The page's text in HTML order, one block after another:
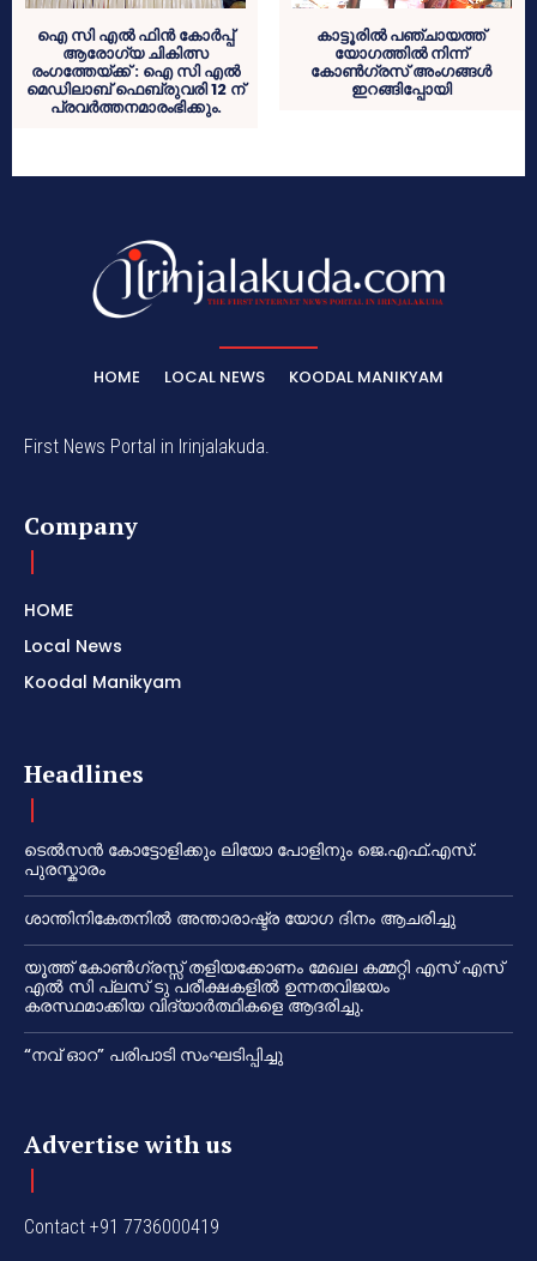
ഐ സി എല്‍ ഫിന്‍ കോര്‍പ്പ്
ആരോഗ്യ ചികിത്സ
രംഗത്തേയ്ക്ക് : ഐ സി എല്‍
മെഡിലാബ് ഫെബ്രുവരി 12 ന്
പ്രവര്‍ത്തനമാരംഭിക്കും.
കാട്ടൂരില്‍ പഞ്ചായത്ത്
യോഗത്തില്‍ നിന്ന്
കോണ്‍ഗ്രസ് അംഗങ്ങള്‍
ഇറങ്ങിപ്പോയി
HOME LOCAL NEWS KOODAL MANIKYAM
First News Portal in Irinjalakuda.
Company
HOME
Local News
Koodal Manikyam
Headlines
ടെൽസൻ കോട്ടോളിക്കും ലിയോ പോളിനും ജെ.എഫ്.എസ്.
പുരസ്കാരം
ശാന്തിനികേതനിൽ അന്താരാഷ്ട്ര യോഗ ദിനം ആചരിച്ചു
യൂത്ത് കോൺഗ്രസ്സ് തളിയക്കോണം മേഖല കമ്മറ്റി എസ് എസ്
എൽ സി പ്ലസ് ടു പരീക്ഷകളിൽ ഉന്നതവിജയം
കരസ്ഥമാക്കിയ വിദ്യാർത്ഥികളെ ആദരിച്ചു.
“നവ് ഓറ” പരിപാടി സംഘടിപ്പിച്ചു
Advertise with us
Contact +91 7736000419